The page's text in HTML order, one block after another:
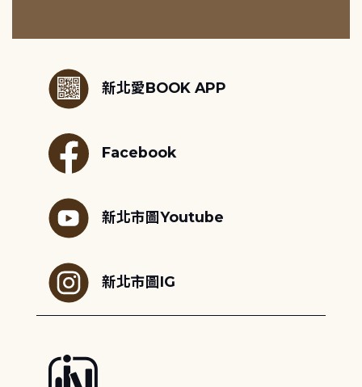
新北愛BOOK APP
Facebook
新北市圖Youtube
新北市圖IG